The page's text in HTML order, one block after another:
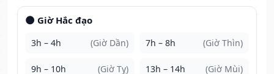
🌑 Giờ Hắc đạo
3h – 4h (Giờ Dần) 7h – 8h (Giờ Thìn)
9h – 10h (Giờ Tỵ) 13h – 14h (Giờ Mùi)